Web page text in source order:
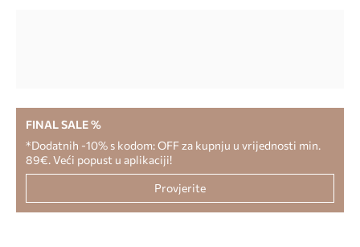
FINAL SALE %
*Dodatnih -10% s kodom: OFF za kupnju u vrijednosti min.
89€. Veći popust u aplikaciji!
Provjerite